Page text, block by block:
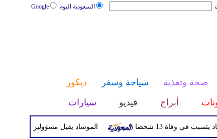
السعودية اليوم Google
صحة وتغذية سياحة وسفر
ديكور
أبراج فيديو سيارات
الموساد يقيل مسؤولين بارزين بعد تعثر 13 شخصا